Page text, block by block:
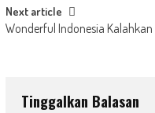
Next article
Wonderful Indonesia
Tinggalkan Balasan